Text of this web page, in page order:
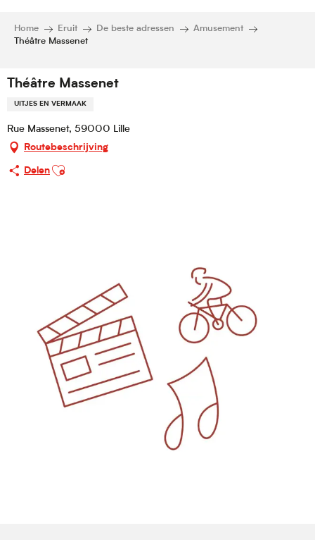
Home Eruit De beste adressen
Amusement
Théâtre Massenet
Théâtre Massenet
UITJES EN VERMAAK
Rue Massenet, 59000 Lille
Routebeschrijving
Delen
Ajouter aux favoris